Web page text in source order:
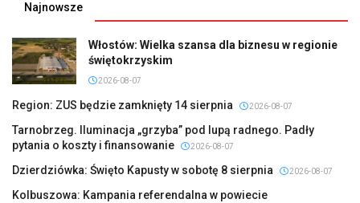
Najnowsze
Włostów: Wielka szansa dla biznesu w regionie
świętokrzyskim
2026-08-07
Region: ZUS będzie zamknięty 14 sierpnia 2026-08-07
Tarnobrzeg. Iluminacja „grzyba” pod lupą radnego. Padły
pytania o koszty i finansowanie
2026-08-07
Dzierdziówka: Święto Kapusty w sobotę 8 sierpnia 2026-08-07
Kolbuszowa: Kampania referendalna w powiecie